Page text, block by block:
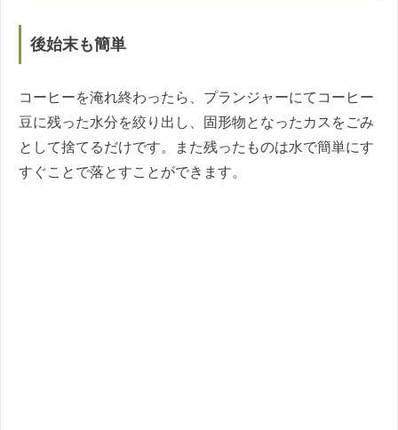
後始末も簡単
コーヒーを淹れ終わったら、プランジャーにてコーヒー
豆に残った水分を絞り出し、固形物となったカスをごみ
として捨てるだけです。また残ったものは水で簡単にす
すぐことで落とすことができます。